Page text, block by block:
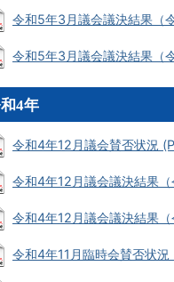
令和5年3月議会議決結果（
令和5年3月議会議決結果（
4年
令和4年12月議会賛否状況
令和4年12月議会議決結果
令和4年12月議会議決結果
令和4年11月臨時会賛否状